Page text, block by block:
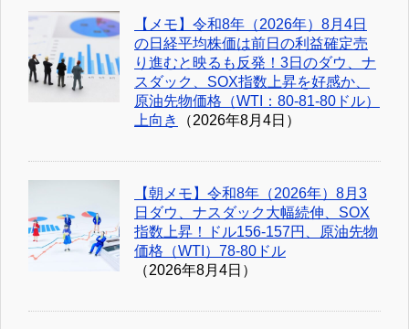
【メモ】令和8年（2026年）8月4日
の日経平均株価は前日の利益確定売
り進むと映るも反発！3日のダウ、ナ
スダック、SOX指数上昇を好感か、
原油先物価格（WTI：80-81-80ドル）
上向き
（2026年8月4日）
【朝メモ】令和8年（2026年）8月3
日ダウ、ナスダック大幅続伸、SOX
指数上昇！ドル156-157円、原油先物
価格（WTI）78-80ドル
（2026年8月4日）